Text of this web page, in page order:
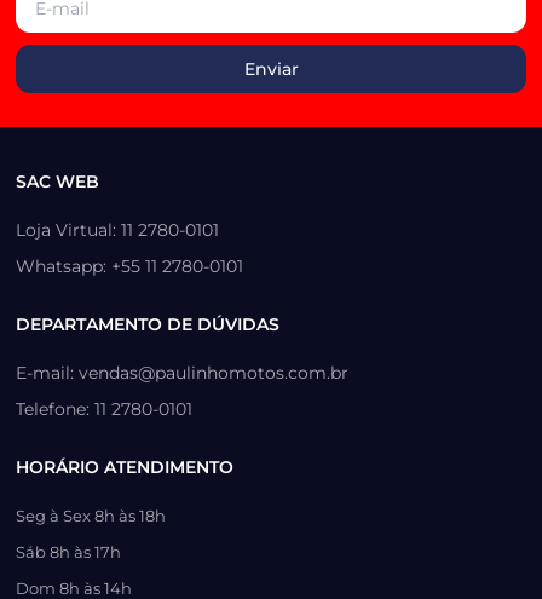
SAC WEB
Loja Virtual: 11 2780-0101
Whatsapp: +55 11 2780-0101
DEPARTAMENTO DE DÚVIDAS
E-mail: vendas@paulinhomotos.com.br
Telefone: 11 2780-0101
HORÁRIO ATENDIMENTO
Seg à Sex 8h às 18h
Sáb 8h às 17h
Dom 8h às 14h